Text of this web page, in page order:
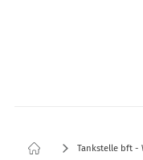
Tankstelle bft -